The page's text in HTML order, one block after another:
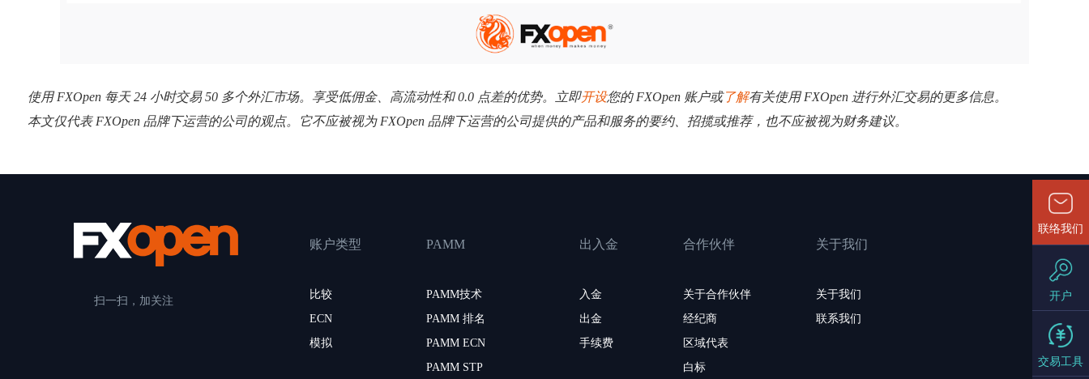
使用 FXOpen 每天 24 小时交易 50 多个外汇市场。享受低佣金、高流动性和 0.0 点差的优势。立即开设您的 FXOpen 账户或了解有关使用 FXOpen 进行外汇交易的更多信息。
本文仅代表 FXOpen 品牌下运营的公司的观点。它不应被视为 FXOpen 品牌下运营的公司提供的产品和服务的要约、招揽或推荐，也不应被视为财务建议。
扫一扫，加关注
账户类型
比较
ECN
模拟
PAMM
PAMM技术
PAMM 排名
PAMM ECN
PAMM STP
出入金
入金
出金
手续费
合作伙伴
关于合作伙伴
经纪商
区域代表
白标
关于我们
关于我们
联系我们
联络我们
开户
交易工具